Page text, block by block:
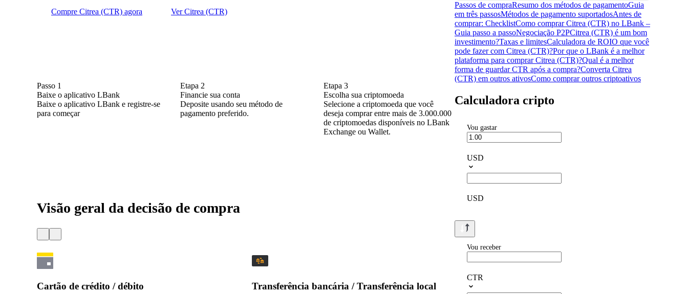
Compre Citrea (CTR) agora Ver Citrea (CTR)
Passo 1
Baixe o aplicativo LBank
Baixe o aplicativo LBank e registre-se
para começar
Etapa 2
Financie sua conta
Deposite usando seu método de
pagamento preferido.
Etapa 3
Escolha sua criptomoeda
Selecione a criptomoeda que você
deseja comprar entre mais de 3.000.000
de criptomoedas disponíveis no LBank
Exchange ou Wallet.
Visão geral da decisão de compra
Cartão de crédito / débito Transferência bancária / Transferência local
Passos de compraResumo dos métodos de pagamentoGuia
em três passosMétodos de pagamento suportadosAntes de
comprar: ChecklistComo comprar Citrea (CTR) no LBank –
Guia passo a passoNegociação P2PCitrea (CTR) é um bom
investimento?Taxas e limitesCalculadora de ROIO que você
pode fazer com Citrea (CTR)?Por que o LBank é a melhor
plataforma para comprar Citrea (CTR)?Qual é a melhor
forma de guardar CTR após a compra?Converta Citrea
(CTR) em outros ativosComo comprar outros criptoativos
Calculadora cripto
Vou gastar
USD
USD
Vou receber
CTR